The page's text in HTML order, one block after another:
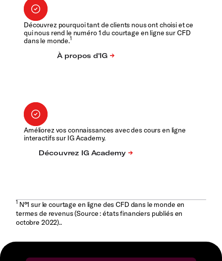
Découvrez pourquoi tant de clients nous ont choisi et ce
qui nous rend le numéro 1 du courtage en ligne sur CFD
dans le monde.1
Améliorez vos connaissances avec des cours en ligne
interactifs sur IG Academy.
1N°1 sur le courtage en ligne des CFD dans le monde en
termes de revenus (Source : états financiers publiés en
octobre 2022)..